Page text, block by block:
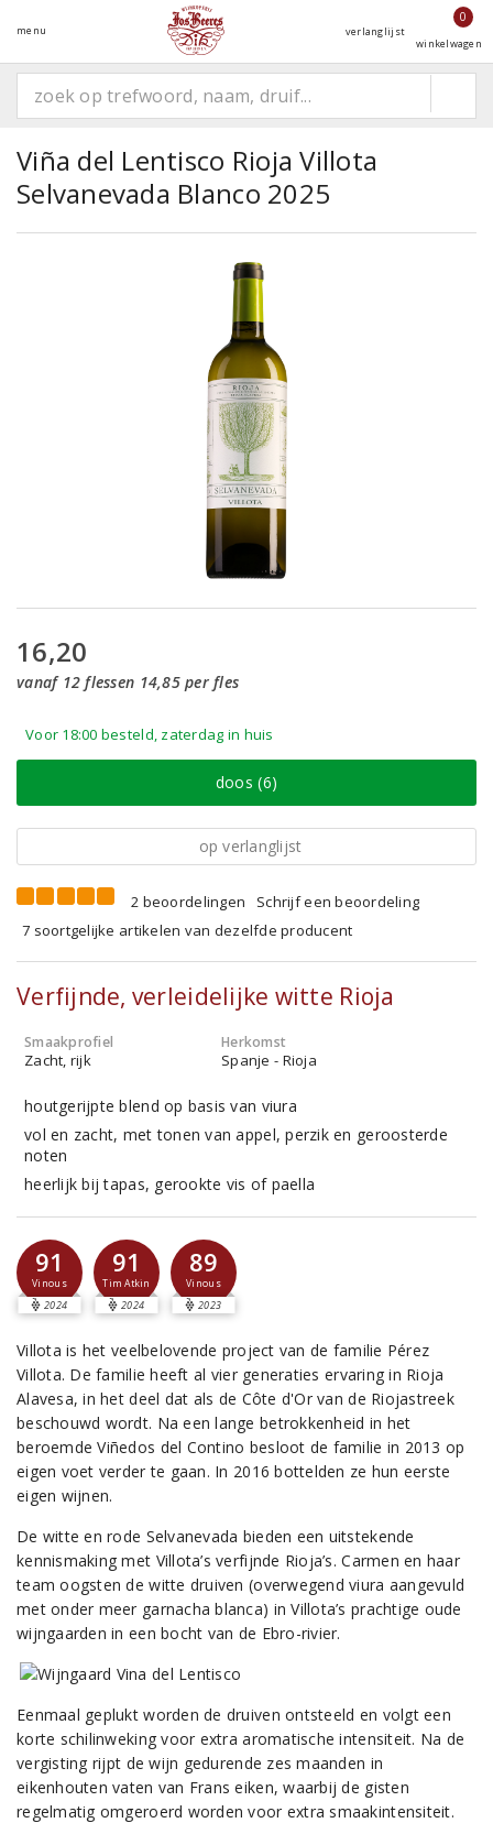
menu verlanglijst
0
winkelwagen
Viña del Lentisco Rioja Villota
Selvanevada Blanco 2025
16,20
vanaf 12 flessen 14,85 per fles
Voor 18:00 besteld, zaterdag in huis
doos (6)
op verlanglijst
2 beoordelingen
Schrijf een beoordeling
7 soortgelijke artikelen van dezelfde producent
Verfijnde, verleidelijke witte Rioja
Smaakprofiel
Zacht, rijk
Herkomst
Spanje - Rioja
houtgerijpte blend op basis van viura
vol en zacht, met tonen van appel, perzik en geroosterde
noten
heerlijk bij tapas, gerookte vis of paella
91
Vinous
2024
91
Tim Atkin
2024
89
Vinous
2023
Villota is het veelbelovende project van de familie Pérez
Villota. De familie heeft al vier generaties ervaring in Rioja
Alavesa, in het deel dat als de Côte d'Or van de Riojastreek
beschouwd wordt. Na een lange betrokkenheid in het
beroemde Viñedos del Contino besloot de familie in 2013 op
eigen voet verder te gaan. In 2016 bottelden ze hun eerste
eigen wijnen.
De witte en rode Selvanevada bieden een uitstekende
kennismaking met Villota’s verfijnde Rioja’s. Carmen en haar
team oogsten de witte druiven (overwegend viura aangevuld
met onder meer garnacha blanca) in Villota’s prachtige oude
wijngaarden in een bocht van de Ebro-rivier.
Eenmaal geplukt worden de druiven ontsteeld en volgt een
korte schilinweking voor extra aromatische intensiteit. Na de
vergisting rijpt de wijn gedurende zes maanden in
eikenhouten vaten van Frans eiken, waarbij de gisten
regelmatig omgeroerd worden voor extra smaakintensiteit.